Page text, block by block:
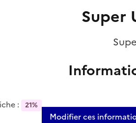
Super
: 21%
Modifier ces